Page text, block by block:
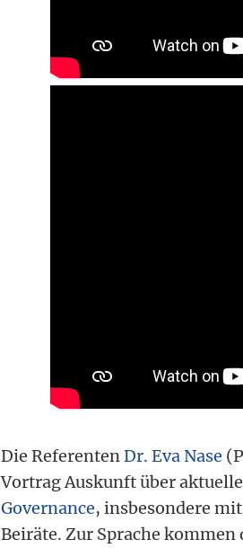
Die ReferentenDr. Eva Nase
Vortrag Auskunft über
Governance, insbesondere
Beiräte. Zur Sprache kommen